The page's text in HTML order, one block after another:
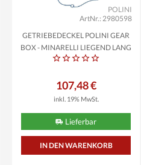
ArtNr.: 2980598
POLINI
GETRIEBEDECKEL POLINI GEAR
BOX - MINARELLI LIEGEND LANG
107,48 €
inkl. 19% MwSt.
Lieferbar